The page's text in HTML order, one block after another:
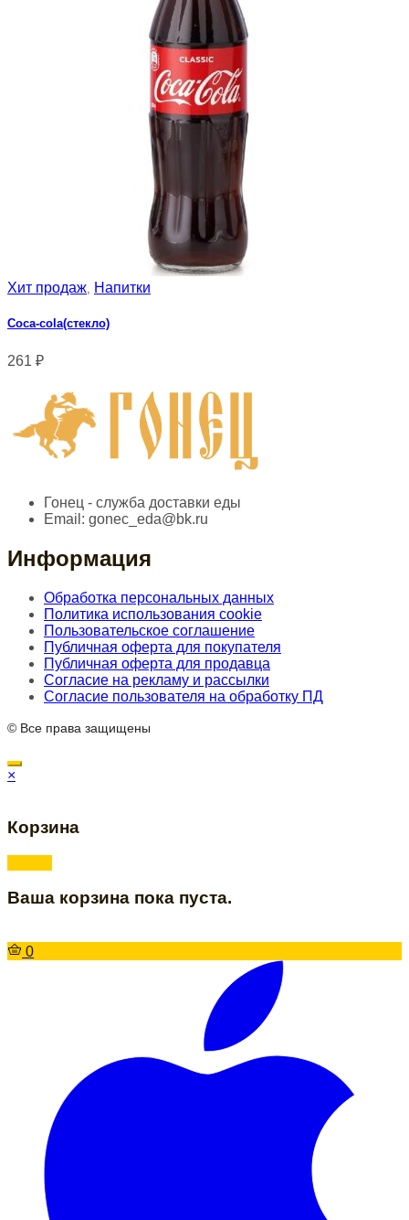
Хит продаж, Напитки
Сoca-cola(стекло)
261 ₽
Гонец - служба доставки еды
Email: gonec_eda@bk.ru
Информация
Обработка персональных данных
Политика использования cookie
Пользовательское соглашение
Публичная оферта для покупателя
Публичная оферта для продавца
Согласие на рекламу и рассылки
Согласие пользователя на обработку ПД
© Все права защищены
×
Корзина
Ваша корзина пока пуста.
0